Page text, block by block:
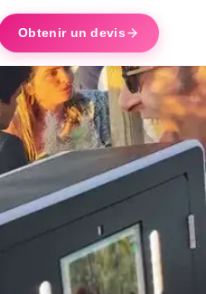
Obtenir un devis